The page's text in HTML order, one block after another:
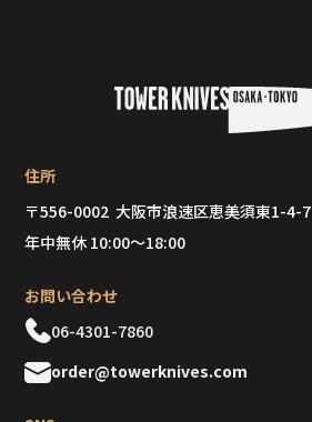
住所
〒556-0002 大阪市浪速区恵美須東1-4-7
年中無休 10:00～18:00
お問い合わせ
06-4301-7860
order@towerknives.com